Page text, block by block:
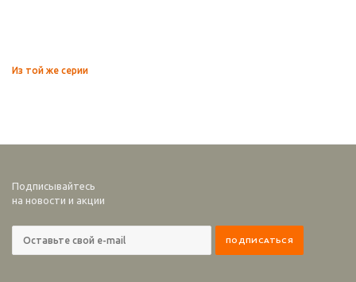
Из той же серии
Подписывайтесь
на новости и акции